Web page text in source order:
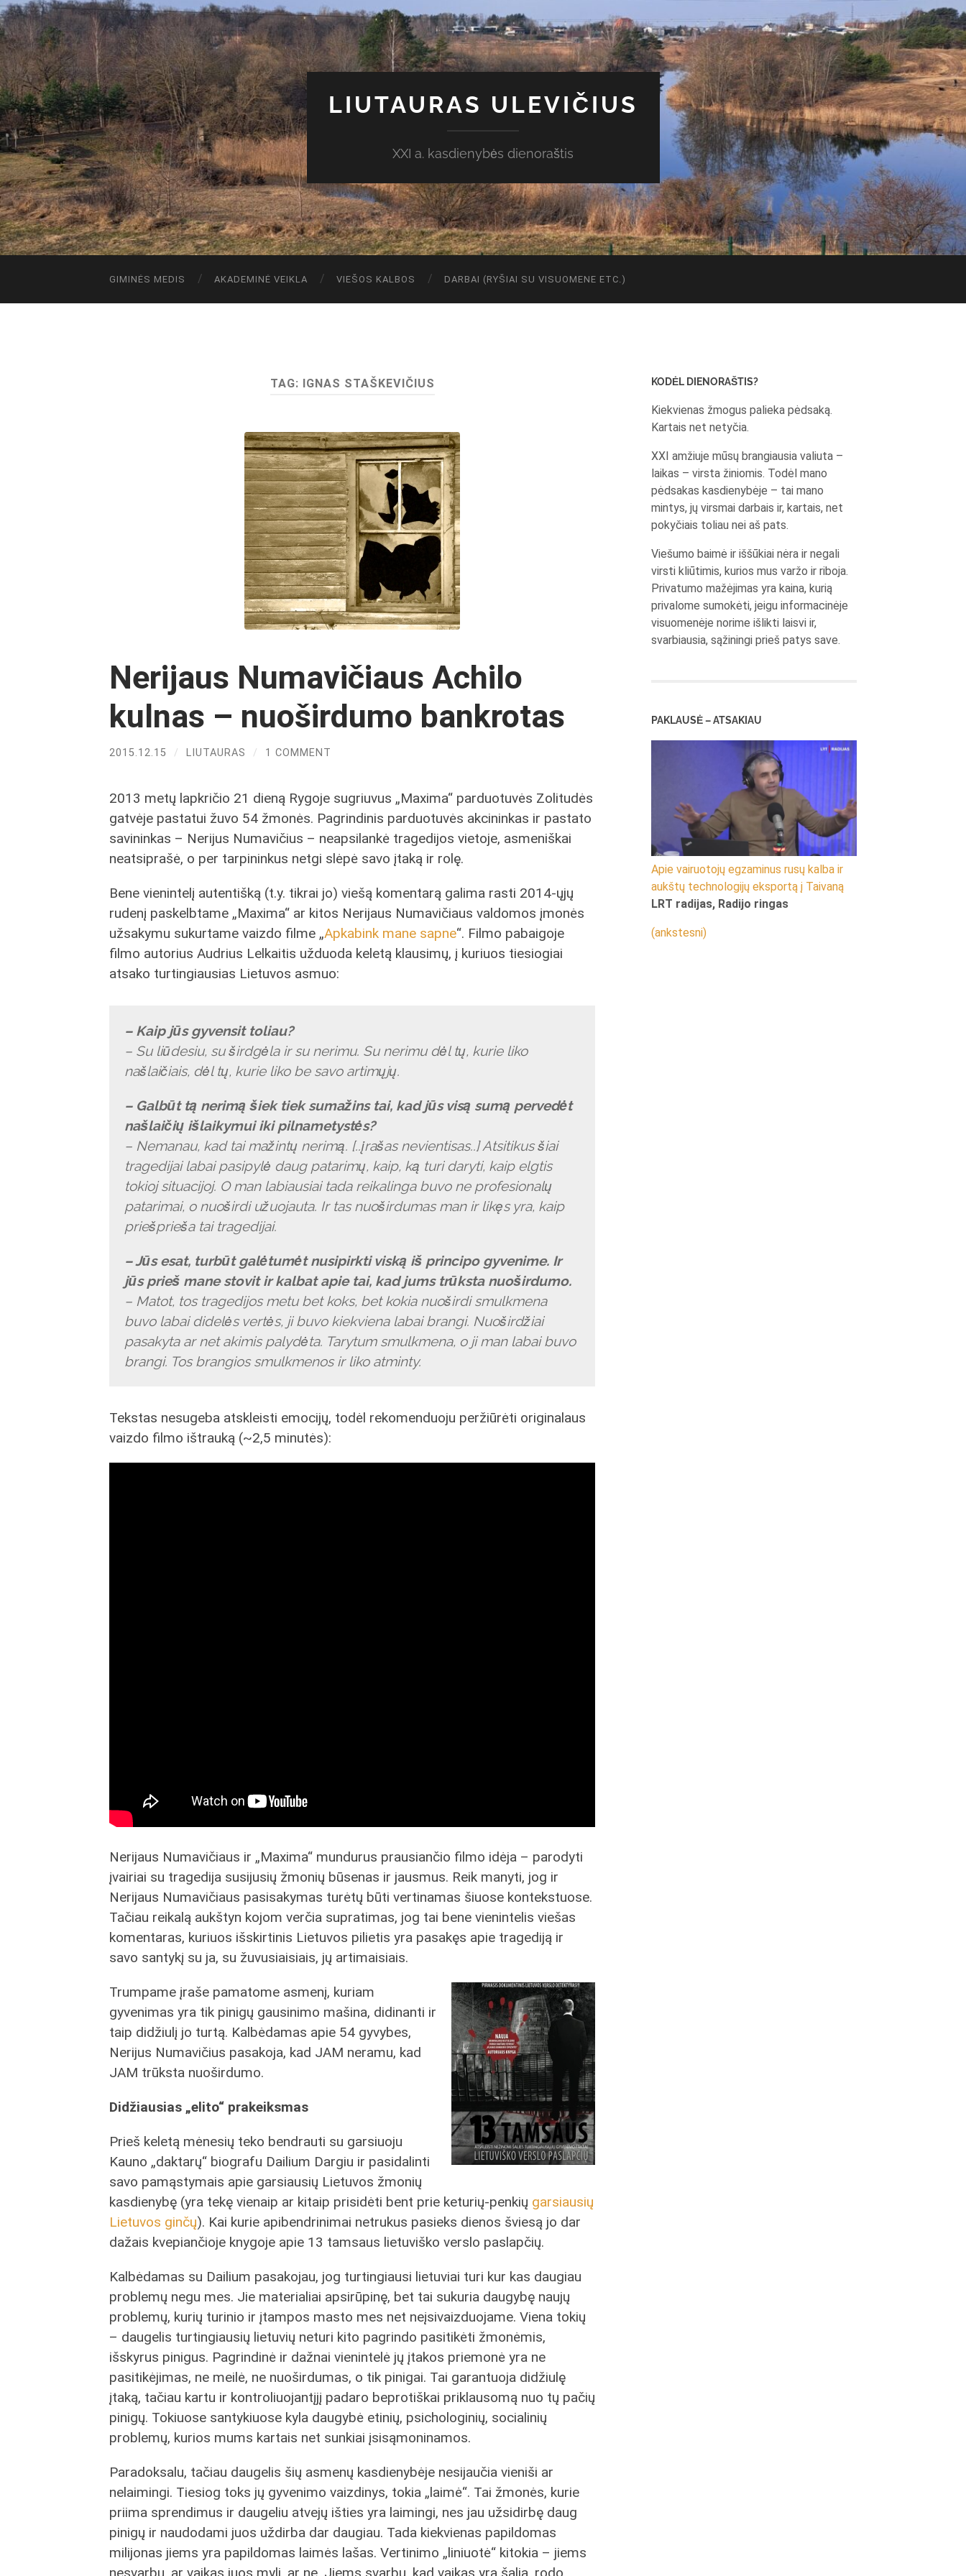
LIUTAURAS ULEVIČIUS
XXI a. kasdienybės dienoraštis
GIMINĖS MEDIS AKADEMINĖ VEIKLA VIEŠOS KALBOS DARBAI (RYŠIAI SU VISUOMENE ETC.)
TAG: IGNAS STAŠKEVIČIUS
Nerijaus Numavičiaus Achilo
kulnas – nuoširdumo bankrotas
2015.12.15 / LIUTAURAS / 1 COMMENT
2013 metų lapkričio 21 dieną Rygoje sugriuvus „Maxima“ parduotuvės Zolitudės
gatvėje pastatui žuvo 54 žmonės. Pagrindinis parduotuvės akcininkas ir pastato
savininkas – Nerijus Numavičius – neapsilankė tragedijos vietoje, asmeniškai
neatsiprašė, o per tarpininkus netgi slėpė savo įtaką ir rolę.
Bene vienintelį autentišką (t.y. tikrai jo) viešą komentarą galima rasti 2014-ųjų
rudenį paskelbtame „Maxima“ ar kitos Nerijaus Numavičiaus valdomos įmonės
užsakymu sukurtame vaizdo filme „Apkabink mane sapne“. Filmo pabaigoje
filmo autorius Audrius Lelkaitis užduoda keletą klausimų, į kuriuos tiesiogiai
atsako turtingiausias Lietuvos asmuo:
– Kaip jūs gyvensit toliau?
– Su liūdesiu, su širdgėla ir su nerimu. Su nerimu dėl tų, kurie liko
našlaičiais, dėl tų, kurie liko be savo artimųjų.
– Galbūt tą nerimą šiek tiek sumažins tai, kad jūs visą sumą pervedėt
našlaičių išlaikymui iki pilnametystės?
– Nemanau, kad tai mažintų nerimą. [..įrašas nevientisas..] Atsitikus šiai
tragedijai labai pasipylė daug patarimų, kaip, ką turi daryti, kaip elgtis
tokioj situacijoj. O man labiausiai tada reikalinga buvo ne profesionalų
patarimai, o nuoširdi užuojauta. Ir tas nuoširdumas man ir likęs yra, kaip
priešprieša tai tragedijai.
– Jūs esat, turbūt galėtumėt nusipirkti viską iš principo gyvenime. Ir
jūs prieš mane stovit ir kalbat apie tai, kad jums trūksta nuoširdumo.
– Matot, tos tragedijos metu bet koks, bet kokia nuoširdi smulkmena
buvo labai didelės vertės, ji buvo kiekviena labai brangi. Nuoširdžiai
pasakyta ar net akimis palydėta. Tarytum smulkmena, o ji man labai buvo
brangi. Tos brangios smulkmenos ir liko atminty.
Tekstas nesugeba atskleisti emocijų, todėl rekomenduoju peržiūrėti originalaus
vaizdo filmo ištrauką (~2,5 minutės):
Nerijaus Numavičiaus ir „Maxima“ mundurus prausiančio filmo idėja – parodyti
įvairiai su tragedija susijusių žmonių būsenas ir jausmus. Reik manyti, jog ir
Nerijaus Numavičiaus pasisakymas turėtų būti vertinamas šiuose kontekstuose.
Tačiau reikalą aukštyn kojom verčia supratimas, jog tai bene vienintelis viešas
komentaras, kuriuos išskirtinis Lietuvos pilietis yra pasakęs apie tragediją ir
savo santykį su ja, su žuvusiaisiais, jų artimaisiais.
Trumpame įraše pamatome asmenį, kuriam
gyvenimas yra tik pinigų gausinimo mašina, didinanti ir
taip didžiulį jo turtą. Kalbėdamas apie 54 gyvybes,
Nerijus Numavičius pasakoja, kad JAM neramu, kad
JAM trūksta nuoširdumo.
Didžiausias „elito“ prakeiksmas
Prieš keletą mėnesių teko bendrauti su garsiuoju
Kauno „daktarų“ biografu Dailium Dargiu ir pasidalinti
savo pamąstymais apie garsiausių Lietuvos žmonių
kasdienybę (yra tekę vienaip ar kitaip prisidėti bent prie keturių-penkių garsiausių
Lietuvos ginčų). Kai kurie apibendrinimai netrukus pasieks dienos šviesą jo dar
dažais kvepiančioje knygoje apie 13 tamsaus lietuviško verslo paslapčių.
Kalbėdamas su Dailium pasakojau, jog turtingiausi lietuviai turi kur kas daugiau
problemų negu mes. Jie materialiai apsirūpinę, bet tai sukuria daugybę naujų
problemų, kurių turinio ir įtampos masto mes net neįsivaizduojame. Viena tokių
– daugelis turtingiausių lietuvių neturi kito pagrindo pasitikėti žmonėmis,
išskyrus pinigus. Pagrindinė ir dažnai vienintelė jų įtakos priemonė yra ne
pasitikėjimas, ne meilė, ne nuoširdumas, o tik pinigai. Tai garantuoja didžiulę
įtaką, tačiau kartu ir kontroliuojantįjį padaro beprotiškai priklausomą nuo tų pačių
pinigų. Tokiuose santykiuose kyla daugybė etinių, psichologinių, socialinių
problemų, kurios mums kartais net sunkiai įsisąmoninamos.
Paradoksalu, tačiau daugelis šių asmenų kasdienybėje nesijaučia vieniši ar
nelaimingi. Tiesiog toks jų gyvenimo vaizdinys, tokia „laimė“. Tai žmonės, kurie
priima sprendimus ir daugeliu atvejų išties yra laimingi, nes jau užsidirbę daug
pinigų ir naudodami juos uždirba dar daugiau. Tada kiekvienas papildomas
milijonas jiems yra papildomas laimės lašas. Vertinimo „liniuotė“ kitokia – jiems
nesvarbu, ar vaikas juos myli, ar ne. Jiems svarbu, kad vaikas yra šalia, rodo
KODĖL DIENORAŠTIS?
Kiekvienas žmogus palieka pėdsaką.
Kartais net netyčia.
XXI amžiuje mūsų brangiausia valiuta –
laikas – virsta žiniomis. Todėl mano
pėdsakas kasdienybėje – tai mano
mintys, jų virsmai darbais ir, kartais, net
pokyčiais toliau nei aš pats.
Viešumo baimė ir iššūkiai nėra ir negali
virsti kliūtimis, kurios mus varžo ir riboja.
Privatumo mažėjimas yra kaina, kurią
privalome sumokėti, jeigu informacinėje
visuomenėje norime išlikti laisvi ir,
svarbiausia, sąžiningi prieš patys save.
PAKLAUSĖ – ATSAKIAU
Apie vairuotojų egzaminus rusų kalba ir
aukštų technologijų eksportą į Taivaną
LRT radijas, Radijo ringas
(ankstesni)